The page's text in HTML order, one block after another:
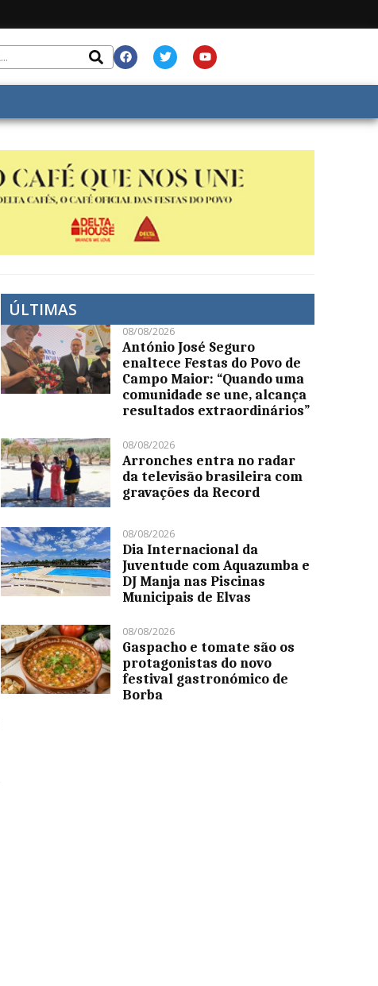
ÚLTIMAS
08/08/2026
António José Seguro
enaltece Festas do Povo de
Campo Maior: “Quando uma
comunidade se une, alcança
resultados extraordinários”
08/08/2026
Arronches entra no radar
da televisão brasileira com
gravações da Record
08/08/2026
Dia Internacional da
Juventude com Aquazumba e
DJ Manja nas Piscinas
Municipais de Elvas
08/08/2026
Gaspacho e tomate são os
protagonistas do novo
festival gastronómico de
Borba